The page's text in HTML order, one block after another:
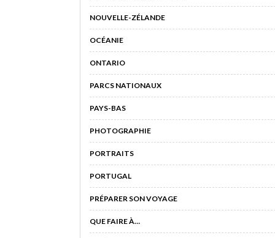
NOUVELLE-ZÉLANDE
OCÉANIE
ONTARIO
PARCS NATIONAUX
PAYS-BAS
PHOTOGRAPHIE
PORTRAITS
PORTUGAL
PRÉPARER SON VOYAGE
QUE FAIRE À…